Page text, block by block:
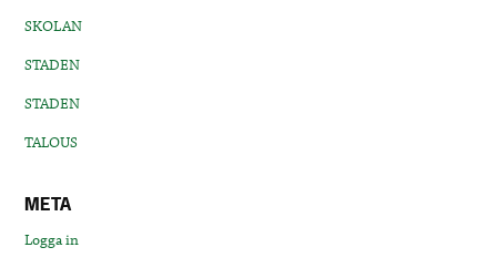
SKOLAN
STADEN
STADEN
TALOUS
META
Logga in